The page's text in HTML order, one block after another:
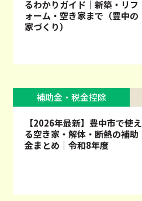
るわかりガイド｜新築・リフ
ォーム・空き家まで（豊中の
家づくり）
補助金・税金控除
【2026年最新】豊中市で使え
る空き家・解体・断熱の補助
金まとめ｜令和8年度